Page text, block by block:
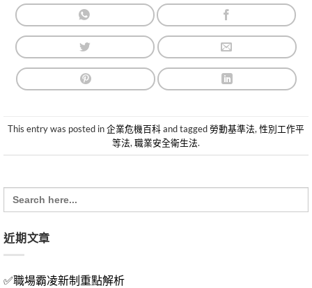
This entry was posted in企業危機百科and tagged勞動基準法, 性別工作平
等法, 職業安全衛生法.
Search
for:
近期文章
✅職場霸凌新制重點解析